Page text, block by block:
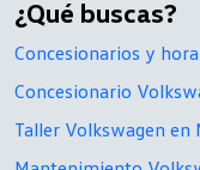
¿Qué buscas?
Concesionarios y
Concesionario
Taller Volkswagen en